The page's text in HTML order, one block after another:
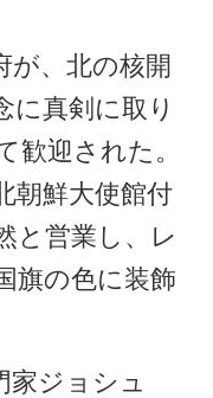
、北の核開
に真剣に取り
歓迎された。
朝鮮大使館付
と営業し、レ
旗の色に装飾
家ジョシュ